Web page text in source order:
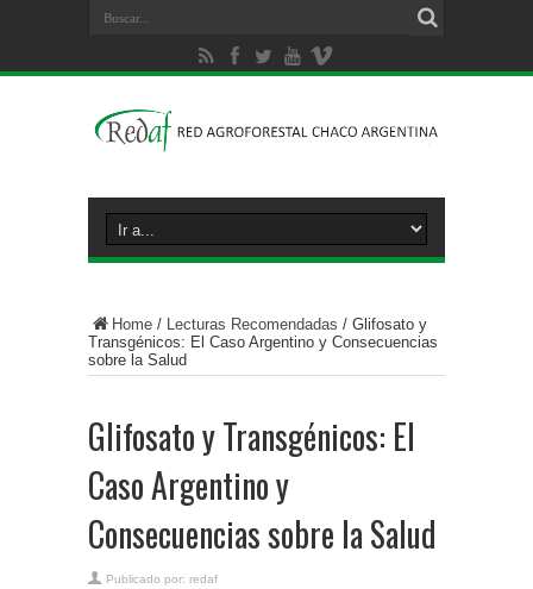
Home / Lecturas Recomendadas / Glifosato y
Transgénicos: El Caso Argentino y Consecuencias
sobre la Salud
Glifosato y Transgénicos: El
Caso Argentino y
Consecuencias sobre la Salud
Publicado por: redaf